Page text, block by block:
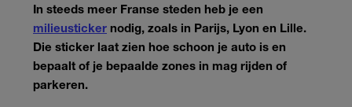
In steeds meer Franse steden heb je een
milieusticker nodig, zoals in Parijs, Lyon en Lille.
Die sticker laat zien hoe schoon je auto is en
bepaalt of je bepaalde zones in mag rijden of
parkeren.